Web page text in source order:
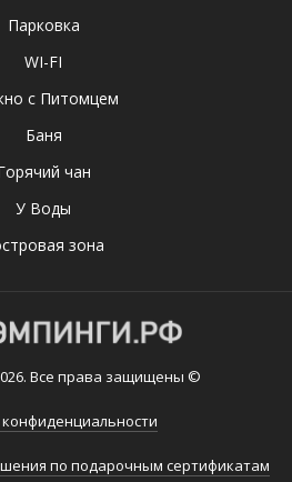
Парковка
WI-FI
с Питомцем
Баня
чан
У Воды
зона
Все права защищены ©
по подарочным сертификатам